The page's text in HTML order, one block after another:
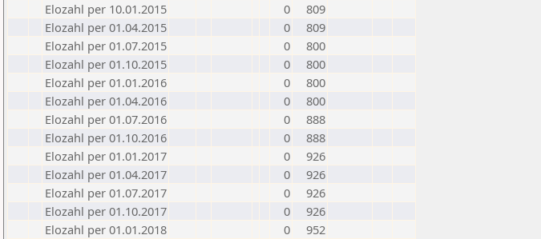
Elozahl per 10.01.2015
0
809
Elozahl per 01.04.2015
0
809
Elozahl per 01.07.2015
0
800
Elozahl per 01.10.2015
0
800
Elozahl per 01.01.2016
0
800
Elozahl per 01.04.2016
0
800
Elozahl per 01.07.2016
0
888
Elozahl per 01.10.2016
0
888
Elozahl per 01.01.2017
0
926
Elozahl per 01.04.2017
0
926
Elozahl per 01.07.2017
0
926
Elozahl per 01.10.2017
0
926
Elozahl per 01.01.2018
0
952